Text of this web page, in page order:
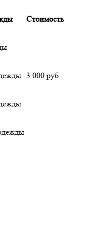
Стоимость
3 000 руб